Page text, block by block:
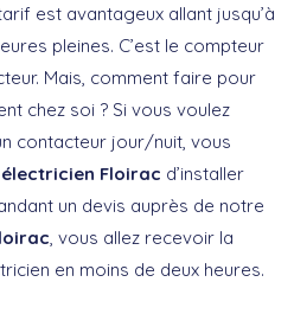
est avantageux allant jusqu’à
pleines. C’est le compteur
Mais, comment faire pour
chez soi ? Si vous voulez
contacteur jour/nuit, vous
électricien Floirac d’installer
un devis auprès de notre
, vous allez recevoir la
en moins de deux heures.